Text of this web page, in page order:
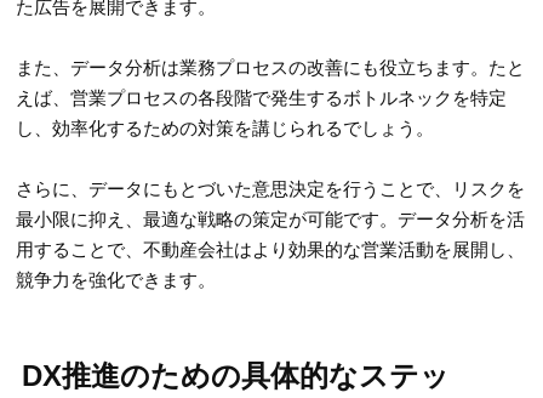
た広告を展開できます。
また、データ分析は業務プロセスの改善にも役立ちます。たと
えば、営業プロセスの各段階で発生するボトルネックを特定
し、効率化するための対策を講じられるでしょう。
さらに、データにもとづいた意思決定を行うことで、リスクを
最小限に抑え、最適な戦略の策定が可能です。データ分析を活
用することで、不動産会社はより効果的な営業活動を展開し、
競争力を強化できます。
DX推進のための具体的なステッ